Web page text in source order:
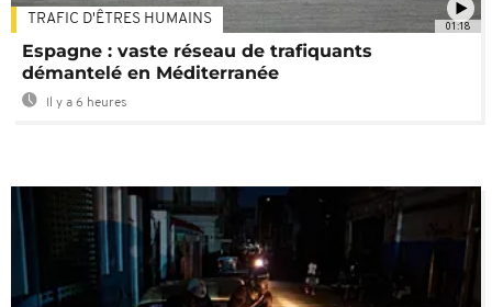
01:18
TRAFIC D'ÊTRES HUMAINS
Espagne : vaste réseau de trafiquants
démantelé en Méditerranée
Il y a 6 heures